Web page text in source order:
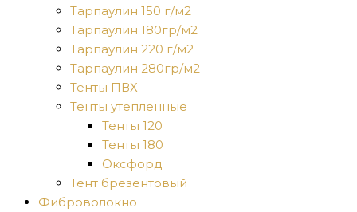
Тарпаулин 150 г/м2
Тарпаулин 180гр/м2
Тарпаулин 220 г/м2
Тарпаулин 280гр/м2
Тенты ПВХ
Тенты утепленные
Тенты 120
Тенты 180
Оксфорд
Тент брезентовый
Фиброволокно